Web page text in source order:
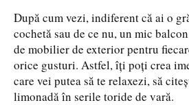
După cum vezi, indiferent că ai o
cochetă sau de ce nu, un mic
de mobilier de exterior pentru
orice gusturi. Astfel, îți poți crea
care vei putea să te relaxezi, să
limonadă în serile toride de vară.